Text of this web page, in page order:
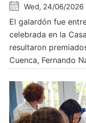
Wed, 24/06/2026
El galardón fue
celebrada en la
resultaron
Cuenca, Fernando